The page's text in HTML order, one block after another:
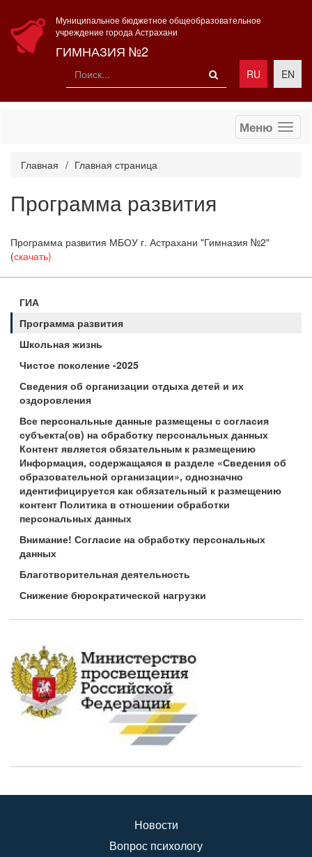
Муниципальное бюджетное общеобразовательное
учреждение города Астрахани
ГИМНАЗИЯ №2
RU EN
Меню
Главная Главная страница
Программа развития
Программа развития МБОУ г. Астрахани "Гимназия №2"
(скачать)
ГИА
Программа развития
Школьная жизнь
Чистое поколение -2025
Сведения об организации отдыха детей и их
оздоровления
Все персональные данные размещены с согласия
субъекта(ов) на обработку персональных данных
Контент является обязательным к размещению
Информация, содержащаяся в разделе «Сведения об
образовательной организации», однозначно
идентифицируется как обязательный к размещению
контент Политика в отношении обработки
персональных данных
Внимание! Согласие на обработку персональных
данных
Благотворительная деятельность
Снижение бюрократической нагрузки
Новости
Вопрос психологу